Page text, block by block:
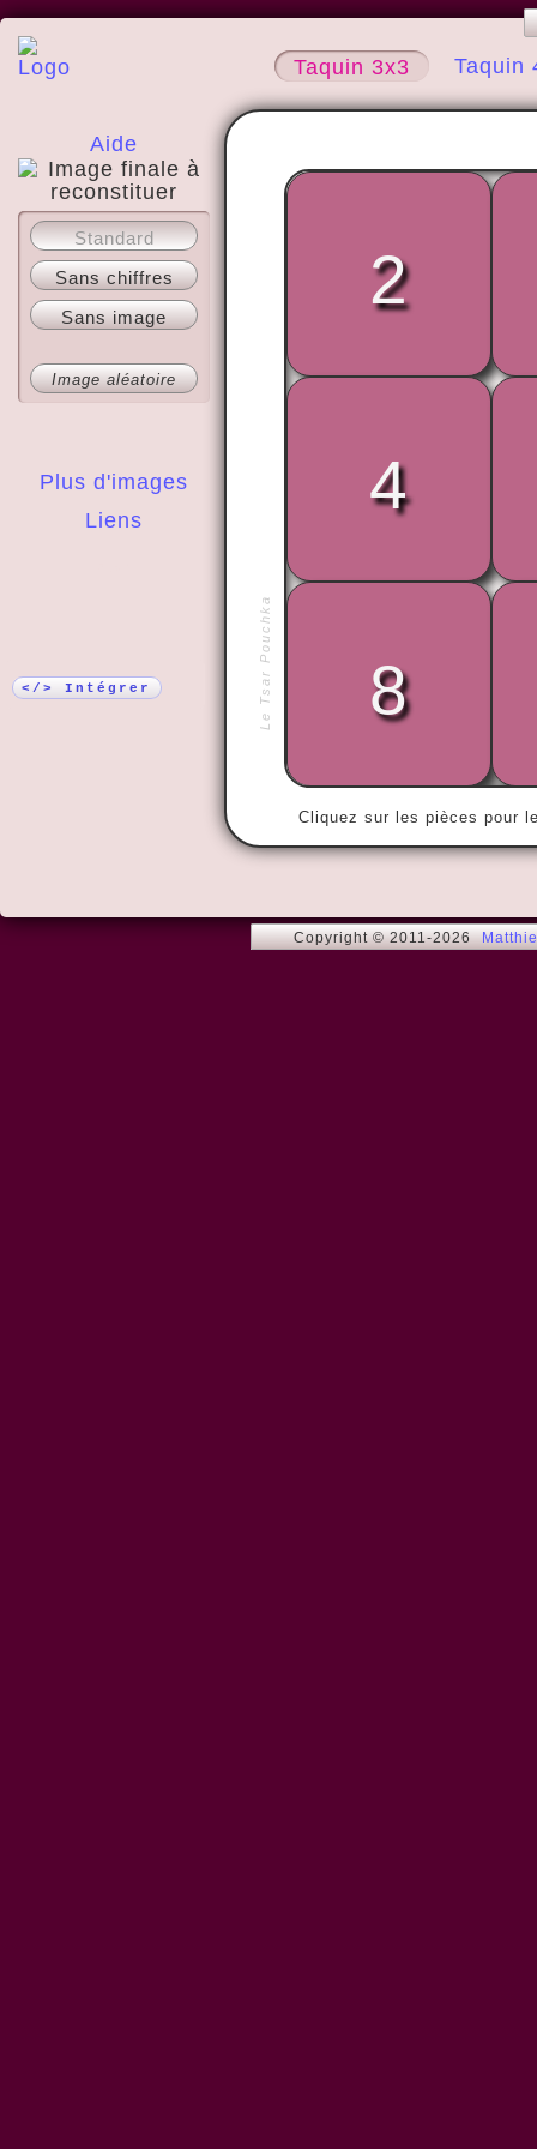
Taquin 3x3 Taquin
Aide
A propos
Plus d'images
Liens
Standard
Sans chiffres
Sans image
Image aléatoire
</> Intégrer Le Tsar Pouchka
Cliquez sur les pièces pour
« Hasta la
2
4
8
Copyright © 2011-2026